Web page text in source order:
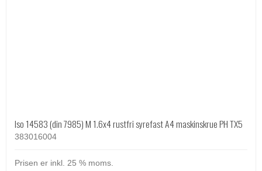
Iso 14583 (din 7985) M 1.6x4 rustfri syrefast A4 maskinskrue PH TX5
383016004
Prisen er inkl. 25 % moms.